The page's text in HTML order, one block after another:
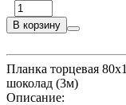
В корзину
Планка торцевая
шоколад (3м)
Описание: